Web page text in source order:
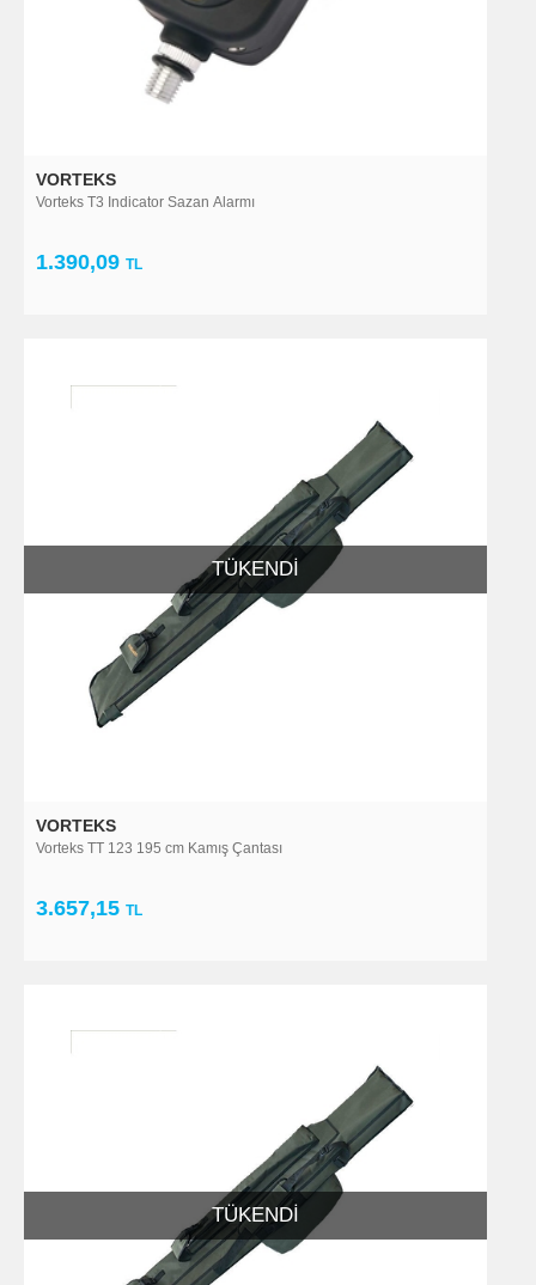
avlamak istiyorsak elimizde ne iyi jig takımı olsa da hiç balık
avlayamadan eve döneriz. Bu nedenle balık avına
başlamadan önce avlanacağımız meraya ve balık avı
tekniğine en uygun olta takımlarını tercih etmemiz gerekir.
VORTEKS
Vorteks T3 Indicator Sazan Alarmı
1.390,09 TL
TÜKENDI
VORTEKS
Vorteks TT 123 195 cm Kamış Çantası
3.657,15 TL
TÜKENDI